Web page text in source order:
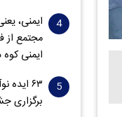
ایمنی،
مجتمع از
ایمنی
۶۳
برگزاری